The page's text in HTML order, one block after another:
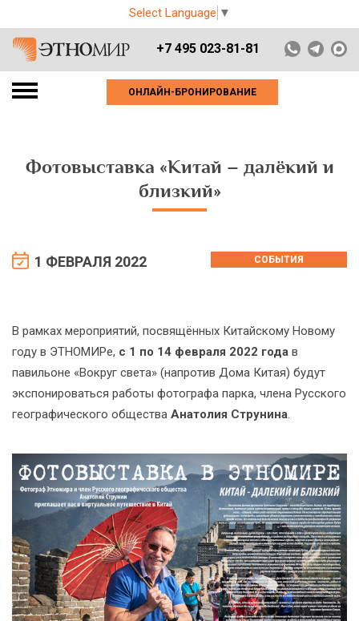
Select Language ▼
+7 495 023-81-81
ОНЛАЙН-БРОНИРОВАНИЕ
Фотовыставка «Китай – далёкий и
близкий»
1 ФЕВРАЛЯ 2022 СОБЫТИЯ
В рамках мероприятий, посвящённых Китайскому Новому
году в ЭТНОМИРе, с 1 по 14 февраля 2022 года в
павильоне «Вокруг света» (напротив Дома Китая) будут
экспонироваться работы фотографа парка, члена Русского
географического общества Анатолия Струнина.